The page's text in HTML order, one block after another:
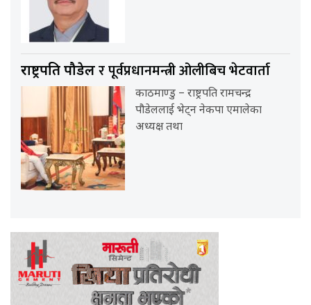
राष्ट्रपति पौडेलर पूर्वप्रधानमन्त्री ओलीबिच भेटवार्ता
काठमाण्डु – राष्ट्रपति रामचन्द्र
पौडेललाई भेट्न नेकपा एमालेका
अध्यक्ष तथा